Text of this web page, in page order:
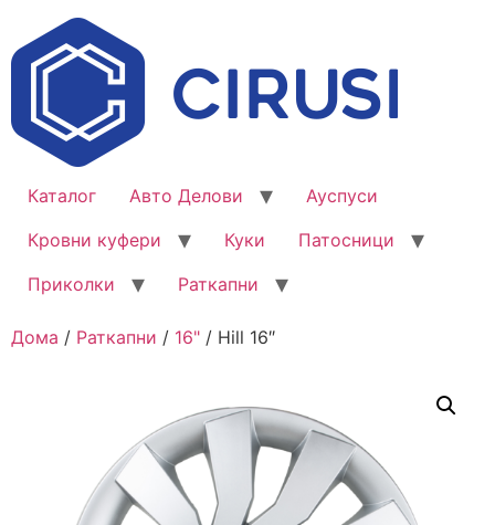
Каталог Авто Делови
Ауспуси
Кровни куфери
Куки
Патосници
Приколки
Раткапни
Дома / Раткапни / 16" / Hill 16″